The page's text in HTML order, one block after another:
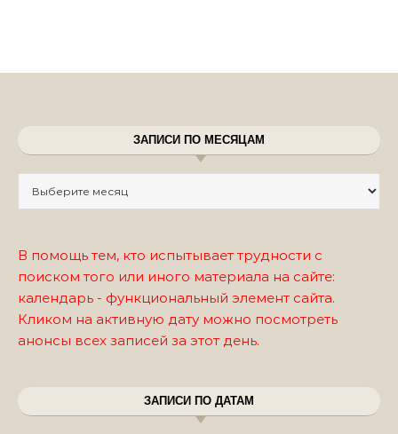
ЗАПИСИ ПО МЕСЯЦАМ
В помощь тем, кто испытывает трудности с
поиском того или иного материала на сайте:
календарь - функциональный элемент сайта.
Кликом на активную дату можно посмотреть
анонсы всех записей за этот день.
ЗАПИСИ ПО ДАТАМ